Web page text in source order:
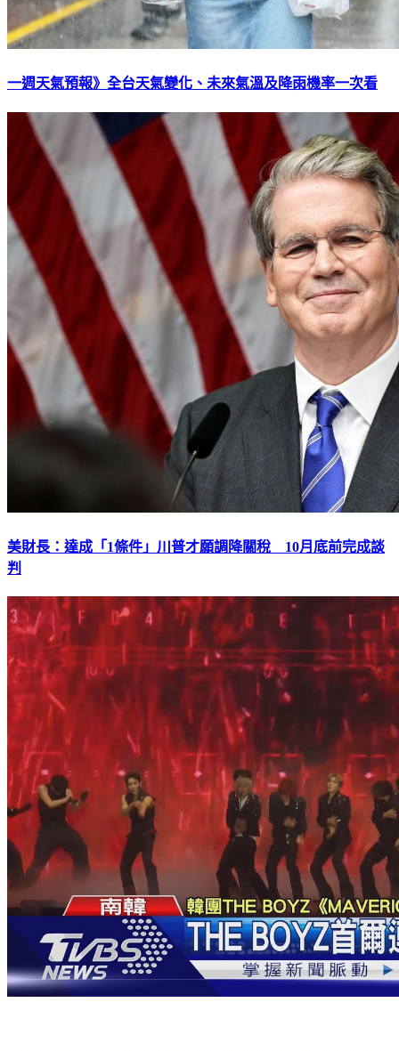
一週天氣預報》全台天氣變化、未來氣溫及降雨機率一次看
美財長：達成「1條件」川普才願調降關稅 10月底前完成談
判